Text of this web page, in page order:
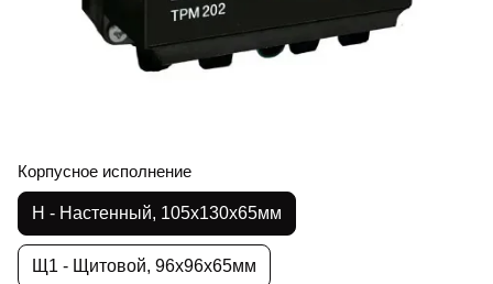
Корпусное исполнение
Н - Настенный, 105х130х65мм
Щ1 - Щитовой, 96х96х65мм